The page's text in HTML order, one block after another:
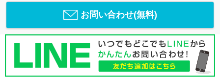
お問い合わせ(無料)